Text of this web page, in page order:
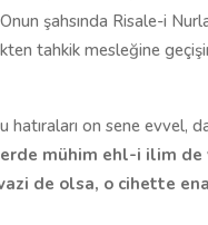
şahsında Risale-i
tahkik mesleğine
hatıraları on sene evvel,
mühim ehl-i ilim de
de olsa, o cihette